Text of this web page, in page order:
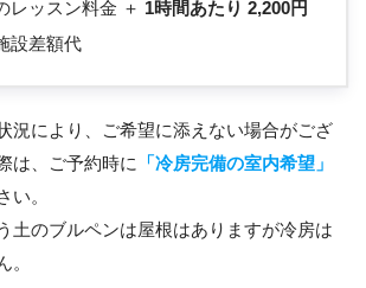
レッスン料金 ＋ 1時間あたり 2,200円
設差額代
況により、ご希望に添えない場合がござ
は、ご予約時に
「冷房完備の室内希望」
い。
土のブルペンは屋根はありますが冷房は
。